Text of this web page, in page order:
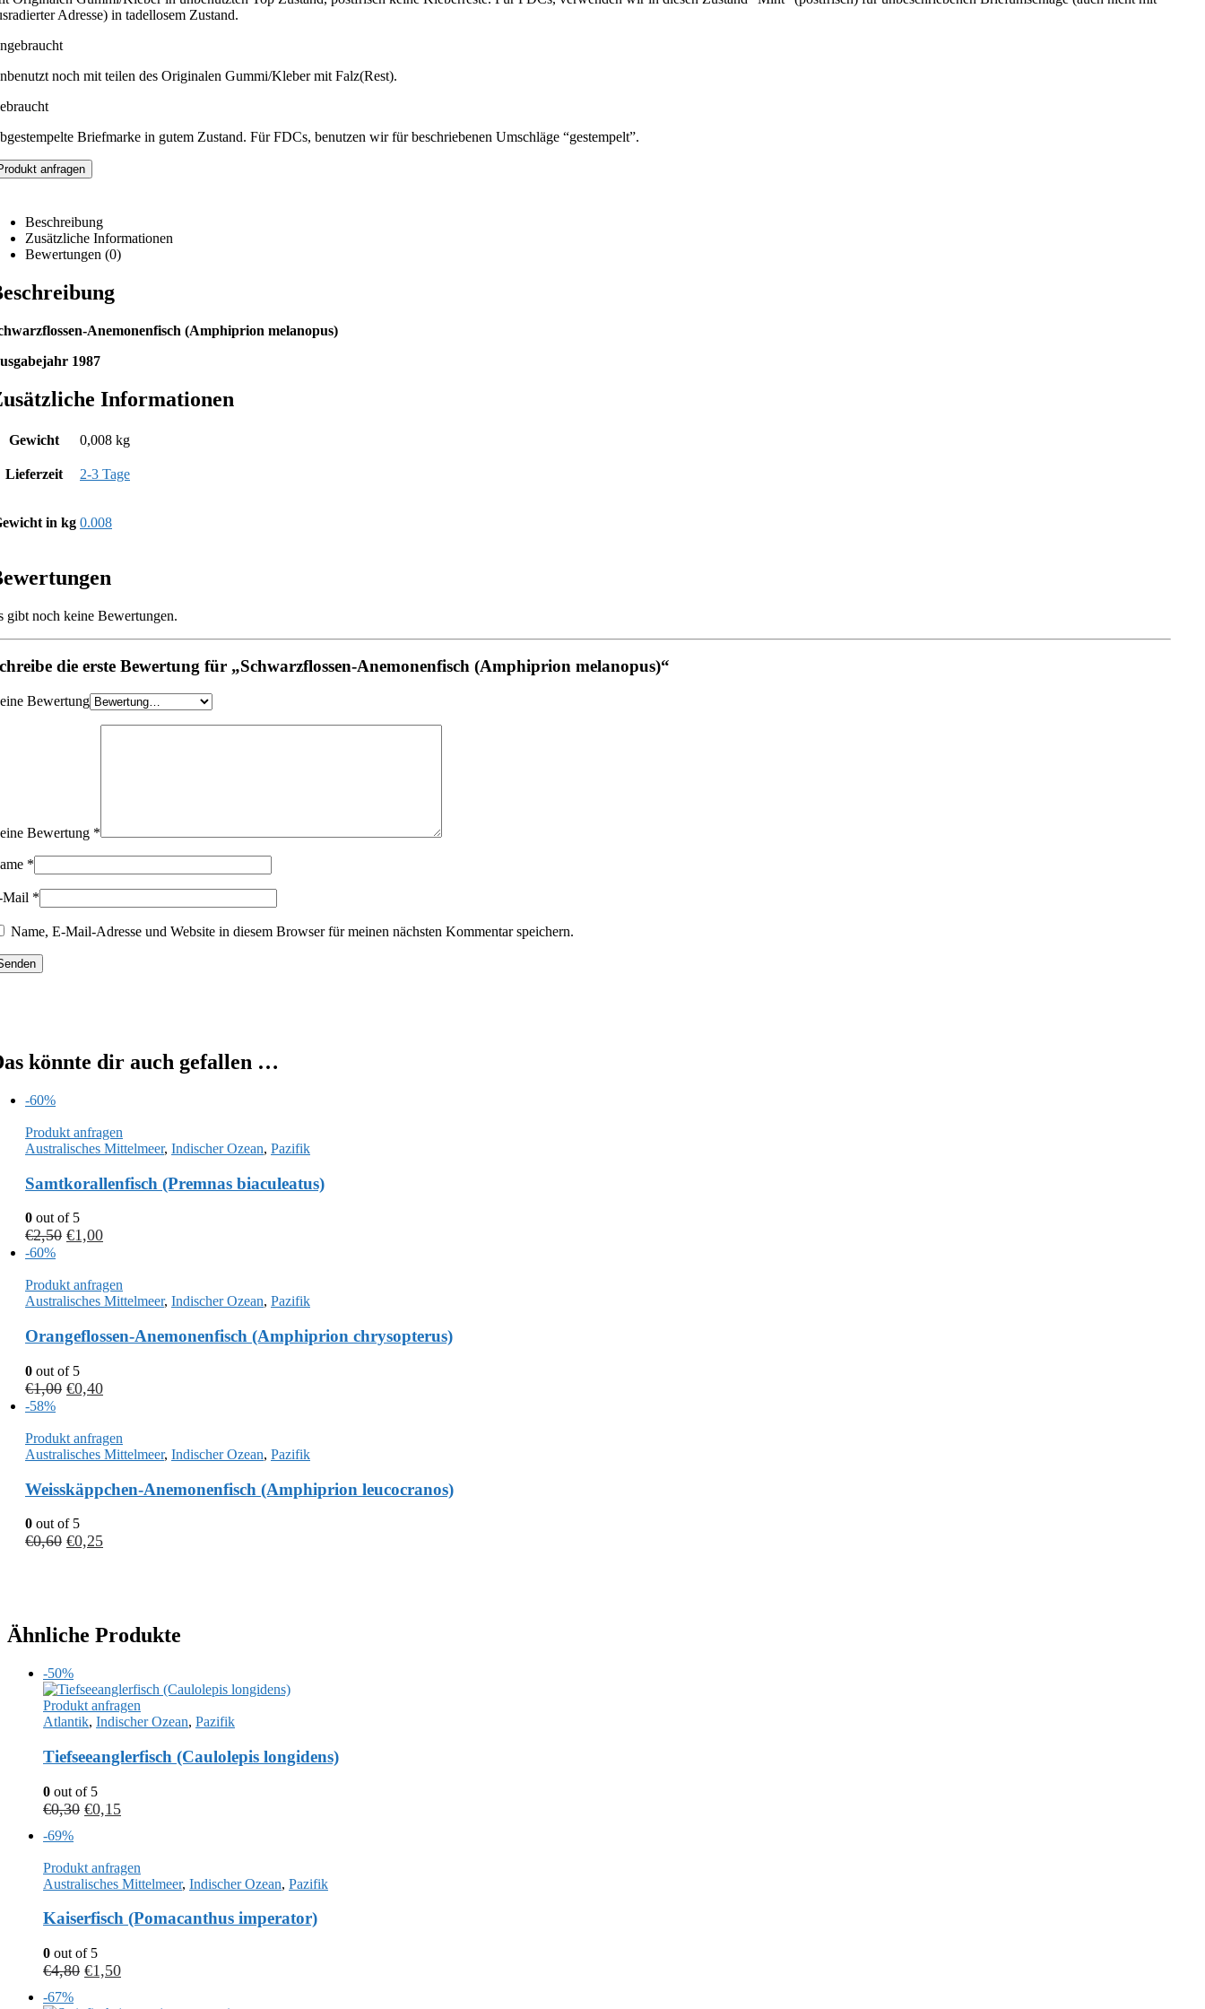
Adresse) in tadellosem Zustand.
noch mit teilen des Originalen Gummi/Kleber mit Falz(Rest).
Briefmarke in gutem Zustand. Für FDCs, benutzen wir für beschriebenen Umschläge “gestempelt”.
anfragen
Beschreibung
Zusätzliche Informationen
Bewertungen (0)
Anemonenfisch (Amphiprion melanopus)
1987
Informationen
Gewicht 0,008 kg
Lieferzeit 2-3 Tage
in kg 0.008
gibt noch keine Bewertungen.
die erste Bewertung für „Schwarzflossen-Anemonenfisch (Amphiprion melanopus)“
Bewertung
Bewertung *
*
Mail *
Name, E-Mail-Adresse und Website in diesem Browser für meinen nächsten Kommentar speichern.
könnte dir auch gefallen …
-60%
Produkt anfragen
Australisches Mittelmeer, Indischer Ozean, Pazifik
Samtkorallenfisch (Premnas biaculeatus)
0 out of 5
€2,50 €1,00
-60%
Produkt anfragen
Australisches Mittelmeer, Indischer Ozean, Pazifik
Orangeflossen-Anemonenfisch (Amphiprion chrysopterus)
0 out of 5
€1,00 €0,40
-58%
Produkt anfragen
Australisches Mittelmeer, Indischer Ozean, Pazifik
Weisskäppchen-Anemonenfisch (Amphiprion leucocranos)
0 out of 5
€0,60 €0,25
Ähnliche Produkte
-50%
Produkt anfragen
Atlantik, Indischer Ozean, Pazifik
Tiefseeanglerfisch (Caulolepis longidens)
0 out of 5
€0,30 €0,15
-69%
Produkt anfragen
Australisches Mittelmeer, Indischer Ozean, Pazifik
Kaiserfisch (Pomacanthus imperator)
0 out of 5
€4,80 €1,50
-67%